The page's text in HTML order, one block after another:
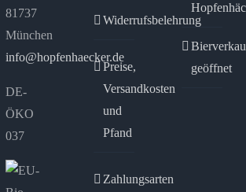
81737
München
info@hopfenhaecker.de
DE-
ÖKO
037
Widerrufsbelehrung
Preise,
Versandkosten
und
Pfand
Zahlungsarten
geöffnet